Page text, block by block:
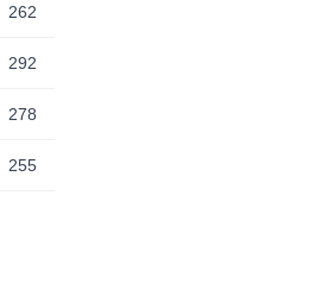
262
292
278
255